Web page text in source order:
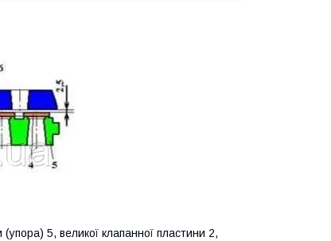
5, великої клапанної пластини 2,